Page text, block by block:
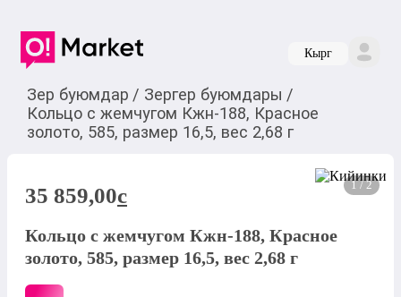
Кырг
Зер буюмдар / Зергер буюмдары /
Кольцо с жемчугом Кжн-188, Красное
золото, 585, размер 16,5, вес 2,68 г
1 / 2
35 859,00c
Кольцо с жемчугом Кжн-188, Красное
золото, 585, размер 16,5, вес 2,68 г